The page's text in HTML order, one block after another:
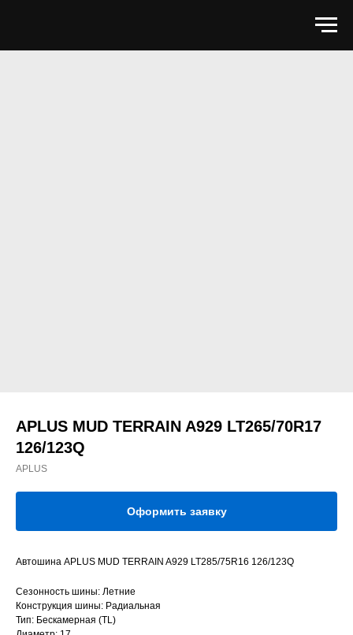
APLUS MUD TERRAIN A929 LT265/70R17
126/123Q
APLUS
Оформить заявку
Автошина APLUS MUD TERRAIN A929 LT285/75R16 126/123Q
Сезонность шины: Летние
Конструкция шины: Радиальная
Тип: Бескамерная (TL)